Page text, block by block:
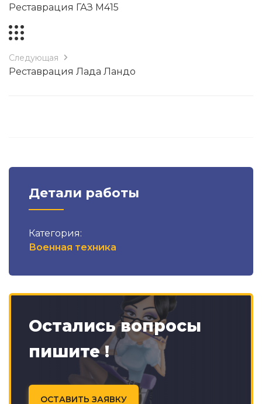
Реставрация ГАЗ М415
Следующая
Реставрация Лада Ландо
Детали работы
Категория:
Военная техника
Остались вопросы
пишите !
ОСТАВИТЬ ЗАЯВКУ